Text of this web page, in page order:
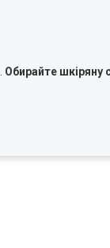
Обирайте шкіряну